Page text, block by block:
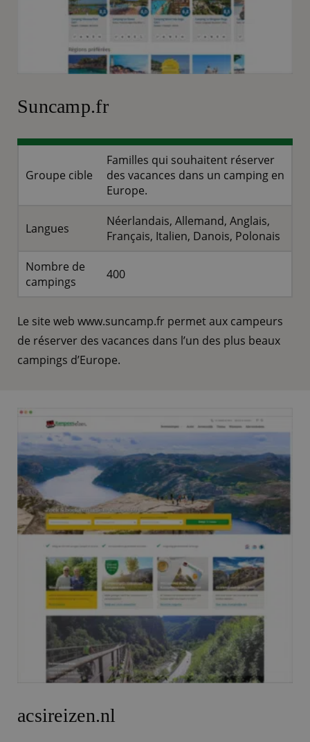
Suncamp.fr
Groupe cible
Familles qui souhaitent réserver
des vacances dans un camping en
Europe.
Langues
Néerlandais, Allemand, Anglais,
Français, Italien, Danois, Polonais
Nombre de
campings
400
Le site web www.suncamp.fr permet aux campeurs
de réserver des vacances dans l’un des plus beaux
campings d’Europe.
acsireizen.nl